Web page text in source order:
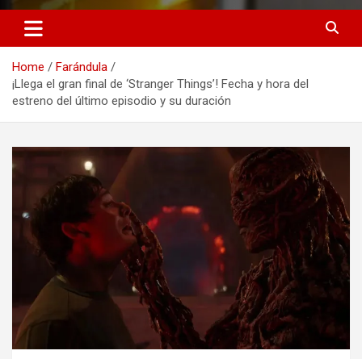
Home
Farándula
¡Llega el gran final de ‘Stranger Things’! Fecha y hora del
estreno del último episodio y su duración